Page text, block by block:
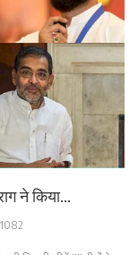
ने किया...
1082